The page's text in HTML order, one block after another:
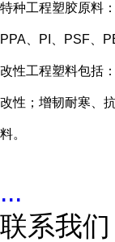
特种工程塑胶原料
PPA、PI、PSF、
改性工程塑料包括
改性；增韧耐寒、
料。
...
联系我们